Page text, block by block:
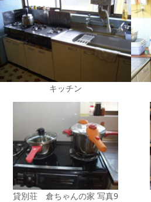
キッチン
貸別荘 倉ちゃんの家 写真9